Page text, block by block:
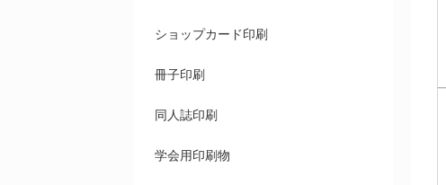
ショップカード印刷
冊子印刷
同人誌印刷
学会用印刷物